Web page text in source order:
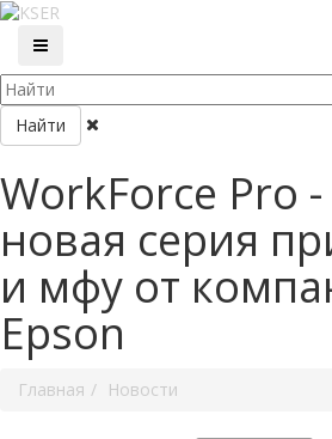
Найти
WorkForce Pro -
новая серия
и мфу от
Epson
Главная Новости